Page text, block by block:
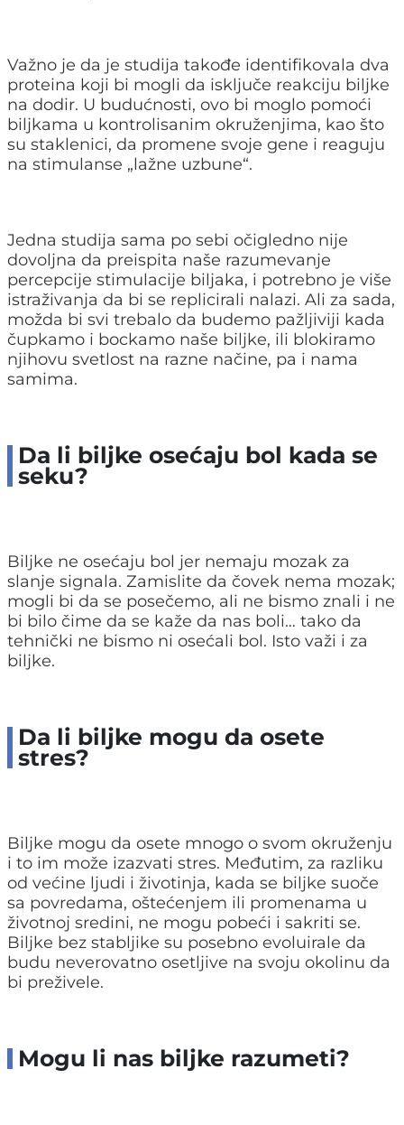
Važno je da je studija takođe identifikovala dva
proteina koji bi mogli da isključe reakciju biljke
na dodir. U budućnosti, ovo bi moglo pomoći
biljkama u kontrolisanim okruženjima, kao što
su staklenici, da promene svoje gene i reaguju
na stimulanse „lažne uzbune“.
Jedna studija sama po sebi očigledno nije
dovoljna da preispita naše razumevanje
percepcije stimulacije biljaka, i potrebno je više
istraživanja da bi se replicirali nalazi. Ali za sada,
možda bi svi trebalo da budemo pažljiviji kada
čupkamo i bockamo naše biljke, ili blokiramo
njihovu svetlost na razne načine, pa i nama
samima.
Da li biljke osećaju bol kada se
seku?
Biljke ne osećaju bol jer nemaju mozak za
slanje signala. Zamislite da čovek nema mozak;
mogli bi da se posečemo, ali ne bismo znali i ne
bi bilo čime da se kaže da nas boli… tako da
tehnički ne bismo ni osećali bol. Isto važi i za
biljke.
Da li biljke mogu da osete
stres?
Biljke mogu da osete mnogo o svom okruženju
i to im može izazvati stres. Međutim, za razliku
od većine ljudi i životinja, kada se biljke suoče
sa povredama, oštećenjem ili promenama u
životnoj sredini, ne mogu pobeći i sakriti se.
Biljke bez stabljike su posebno evoluirale da
budu neverovatno osetljive na svoju okolinu da
bi preživele.
Mogu li nas biljke razumeti?